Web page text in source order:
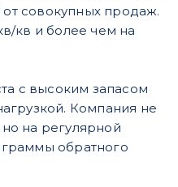
от совокупных продаж.
кв и более чем на
с высоким запасом
Компания не
на регулярной
обратного